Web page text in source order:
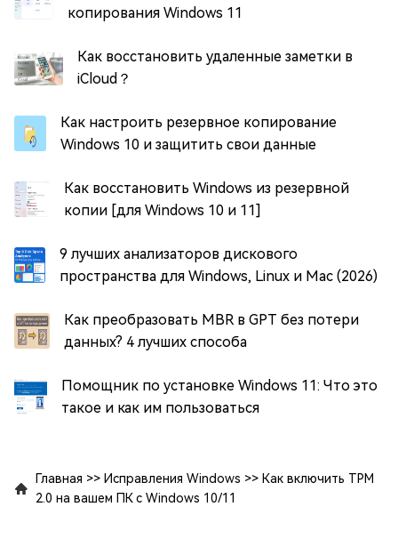
копирования Windows 11
Как восстановить удаленные заметки в
iCloud？
Как настроить резервное копирование
Windows 10 и защитить свои данные
Как восстановить Windows из резервной
копии [для Windows 10 и 11]
9 лучших анализаторов дискового
пространства для Windows, Linux и Mac (2026)
Как преобразовать MBR в GPT без потери
данных? 4 лучших способа
Помощник по установке Windows 11: Что это
такое и как им пользоваться
Главная >> Исправления Windows >> Как включить TPM
2.0 на вашем ПК с Windows 10/11